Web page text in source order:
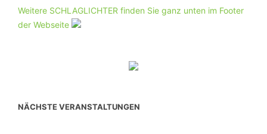
Weitere SCHLAGLICHTER finden Sie ganz unten im Footer
der Webseite
NÄCHSTE VERANSTALTUNGEN